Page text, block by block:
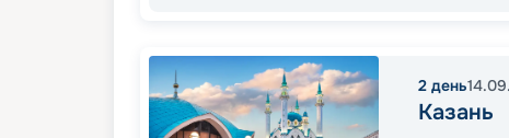
2 день
Казань